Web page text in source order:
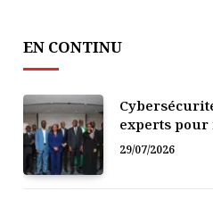
EN CONTINU
experts
numérique
29/07/2026